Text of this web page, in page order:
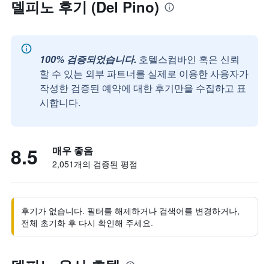
델피노 후기 (Del Pino)
100% 검증되었습니다. 호텔스컴바인 혹은 신뢰
할 수 있는 외부 파트너를 실제로 이용한 사용자가
작성한 검증된 예약에 대한 후기만을 수집하고 표
시합니다.
8.5 매우 좋음
2,051개의 검증된 평점
후기가 없습니다. 필터를 해제하거나 검색어를 변경하거나,
전체 초기화 후 다시 확인해 주세요.